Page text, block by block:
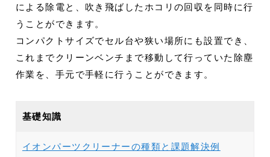
による除電と、吹き飛ばしたホコリの回収を同時に行
うことができます。
コンパクトサイズでセル台や狭い場所にも設置でき、
これまでクリーンベンチまで移動して行っていた除塵
作業を、手元で手軽に行うことができます。
基礎知識
イオンパーツクリーナーの種類と課題解決例